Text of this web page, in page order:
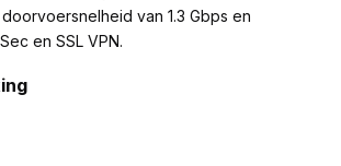
van 1.3 Gbps en
en SSL VPN.